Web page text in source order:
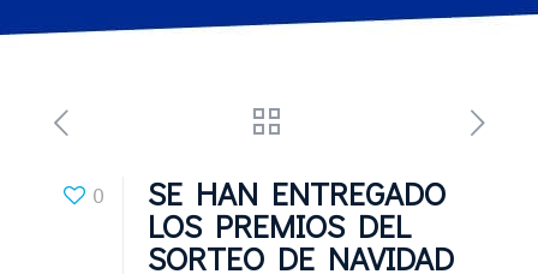
0 SE HAN ENTREGADO
LOS PREMIOS DEL
SORTEO DE NAVIDAD